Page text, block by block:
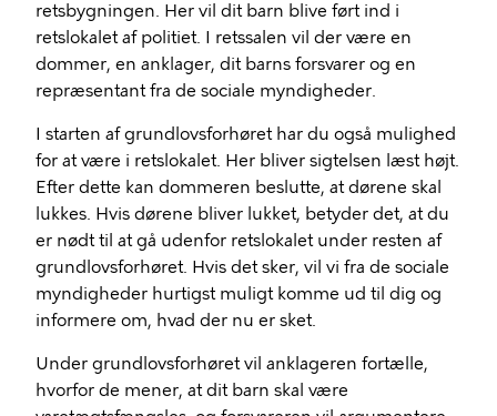
retsbygningen. Her vil dit barn blive ført ind i
retslokalet af politiet. I retssalen vil der være en
dommer, en anklager, dit barns forsvarer og en
repræsentant fra de sociale myndigheder.
I starten af grundlovsforhøret har du også mulighed
for at være i retslokalet. Her bliver sigtelsen læst højt.
Efter dette kan dommeren beslutte, at dørene skal
lukkes. Hvis dørene bliver lukket, betyder det, at du
er nødt til at gå udenfor retslokalet under resten af
grundlovsforhøret. Hvis det sker, vil vi fra de sociale
myndigheder hurtigst muligt komme ud til dig og
informere om, hvad der nu er sket.
Under grundlovsforhøret vil anklageren fortælle,
hvorfor de mener, at dit barn skal være